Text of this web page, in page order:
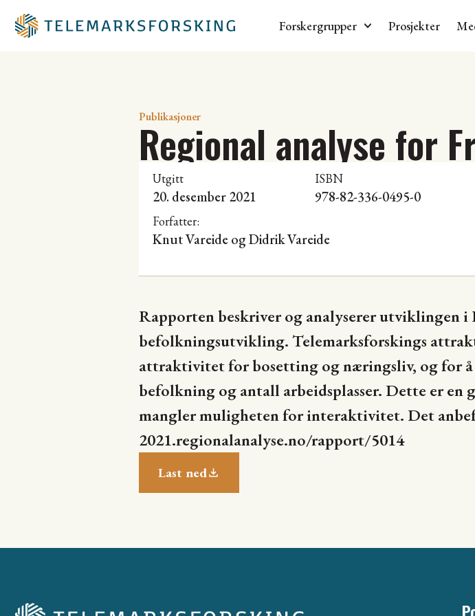
Forskergrupper Prosjekter
Publikasjoner
Regional analyse for
Utgitt
20. desember 2021
ISBN
978-82-336-0495-0
Forfatter:
Knut Vareideog Didrik Vareide
Rapporten beskriver og analyserer utviklingen
befolkningsutvikling. Telemarksforskings
attraktivitet for bosetting og næringsliv, og for
befolkning og antall arbeidsplasser. Dette er
mangler muligheten for interaktivitet. Det
2021.regionalanalyse.no/rapport/5014
Last ned